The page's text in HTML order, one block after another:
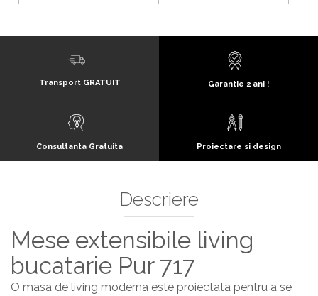
Transport GRATUIT Garantie 2 ani !
Consultanta Gratuita Proiectare si design
Descriere
Mese extensibile living
bucatarie Pur 717
O masa de living moderna este proiectata pentru a se